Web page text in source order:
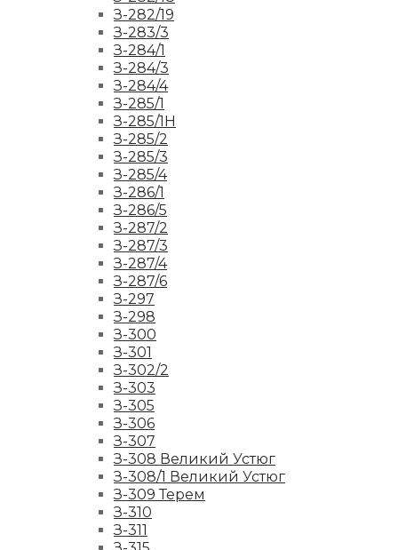
З-282/19
З-283/3
З-284/1
З-284/3
З-284/4
З-285/1
З-285/1Н
З-285/2
З-285/3
З-285/4
З-286/1
З-286/5
З-287/2
З-287/3
З-287/4
З-287/6
З-297
З-298
З-300
З-301
З-302/2
З-303
З-305
З-306
З-307
З-308 Великий Устюг
З-308/1 Великий Устюг
З-309 Терем
З-310
З-311